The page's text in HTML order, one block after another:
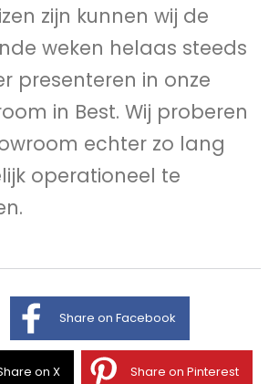
zijn kunnen wij de
weken helaas steeds
presenteren in onze
in Best. Wij proberen
echter zo lang
operationeel te
Share on Facebook
on X Share on Pinterest